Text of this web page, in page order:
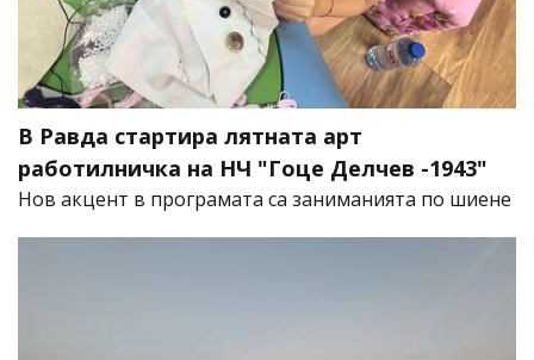
В Равда стартира лятната арт
работилничка на НЧ "Гоце Делчев -1943"
Нов акцент в програмата са заниманията по шиене